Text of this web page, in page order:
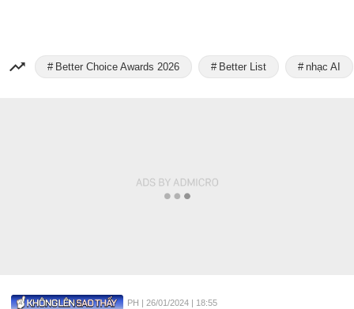
Better Choice Awards 2026 Better List nhạc AI
PH |26/01/2024 | 18:55